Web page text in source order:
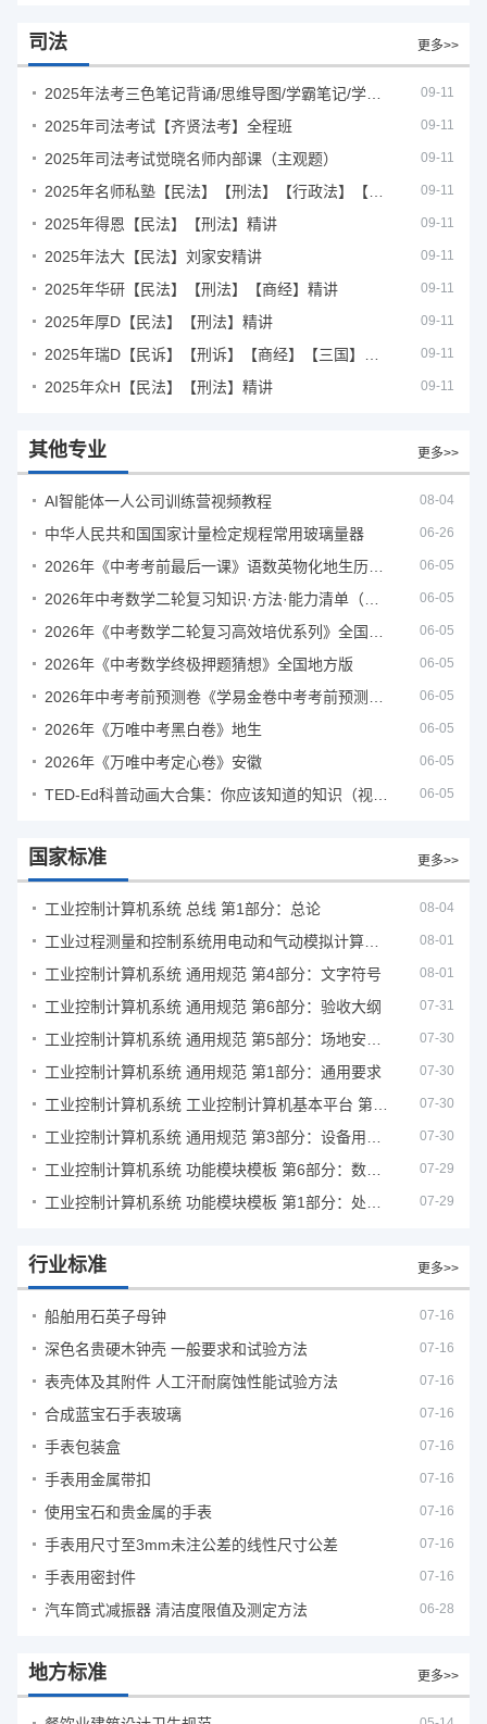
司法 更多>>
09-11
2025年司法考试【齐贤法考】全程班 09-11
2025年司法考试觉晓名师内部课（主观题） 09-11
09-11
2025年得恩【民法】【刑法】精讲 09-11
2025年法大【民法】刘家安精讲 09-11
2025年华研【民法】【刑法】【商经】精讲 09-11
2025年厚D【民法】【刑法】精讲 09-11
09-11
2025年众H【民法】【刑法】精讲 09-11
其他专业 更多>>
AI智能体一人公司训练营视频教程 08-04
中华人民共和国国家计量检定规程常用玻璃量器 06-26
06-05
06-05
06-05
2026年《中考数学终极押题猜想》全国地方版 06-05
06-05
2026年《万唯中考黑白卷》地生 06-05
2026年《万唯中考定心卷》安徽 06-05
06-05
国家标准 更多>>
工业控制计算机系统 总线 第1部分：总论 08-04
08-01
工业控制计算机系统 通用规范 第4部分：文字符号 08-01
工业控制计算机系统 通用规范 第6部分：验收大纲 07-31
07-30
工业控制计算机系统 通用规范 第1部分：通用要求 07-30
07-30
07-30
07-29
07-29
行业标准 更多>>
船舶用石英子母钟 07-16
深色名贵硬木钟壳 一般要求和试验方法 07-16
表壳体及其附件 人工汗耐腐蚀性能试验方法 07-16
合成蓝宝石手表玻璃 07-16
手表包装盒 07-16
手表用金属带扣 07-16
使用宝石和贵金属的手表 07-16
手表用尺寸至3mm未注公差的线性尺寸公差 07-16
手表用密封件 07-16
汽车筒式减振器 清洁度限值及测定方法 06-28
地方标准 更多>>